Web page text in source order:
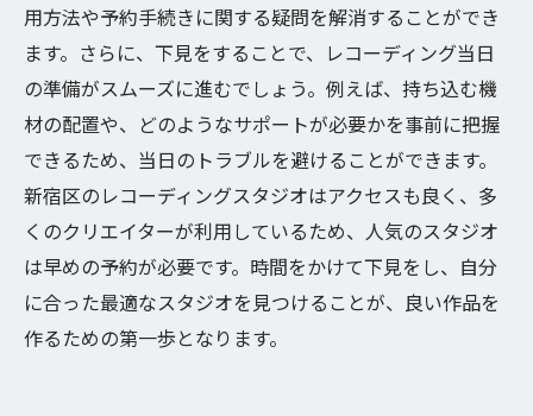
用方法や予約手続きに関する疑問を解消することができ
ます。さらに、下見をすることで、レコーディング当日
の準備がスムーズに進むでしょう。例えば、持ち込む機
材の配置や、どのようなサポートが必要かを事前に把握
できるため、当日のトラブルを避けることができます。
新宿区のレコーディングスタジオはアクセスも良く、多
くのクリエイターが利用しているため、人気のスタジオ
は早めの予約が必要です。時間をかけて下見をし、自分
に合った最適なスタジオを見つけることが、良い作品を
作るための第一歩となります。